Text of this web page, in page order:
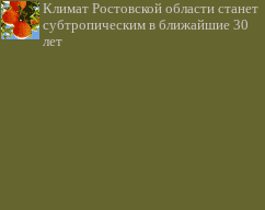
Климат Ростовской области станет
субтропическим в ближайшие 30
лет